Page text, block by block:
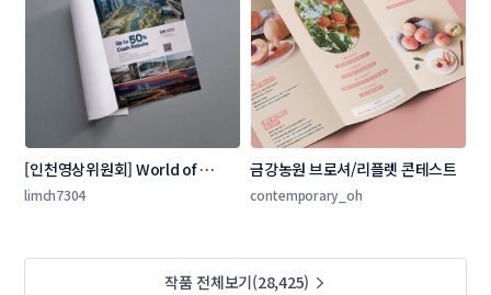
[인천영상위원회] World of
Locations 잡지 광고 콘테스트
limch7304
금강농원 브로셔/리플렛 콘테스트
contemporary_oh
작품 전체보기(28,425)